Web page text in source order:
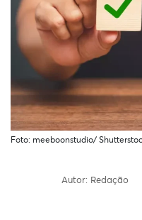
Foto: meeboonstudio/
Autor: Redação